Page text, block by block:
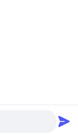
hak dilindungi.